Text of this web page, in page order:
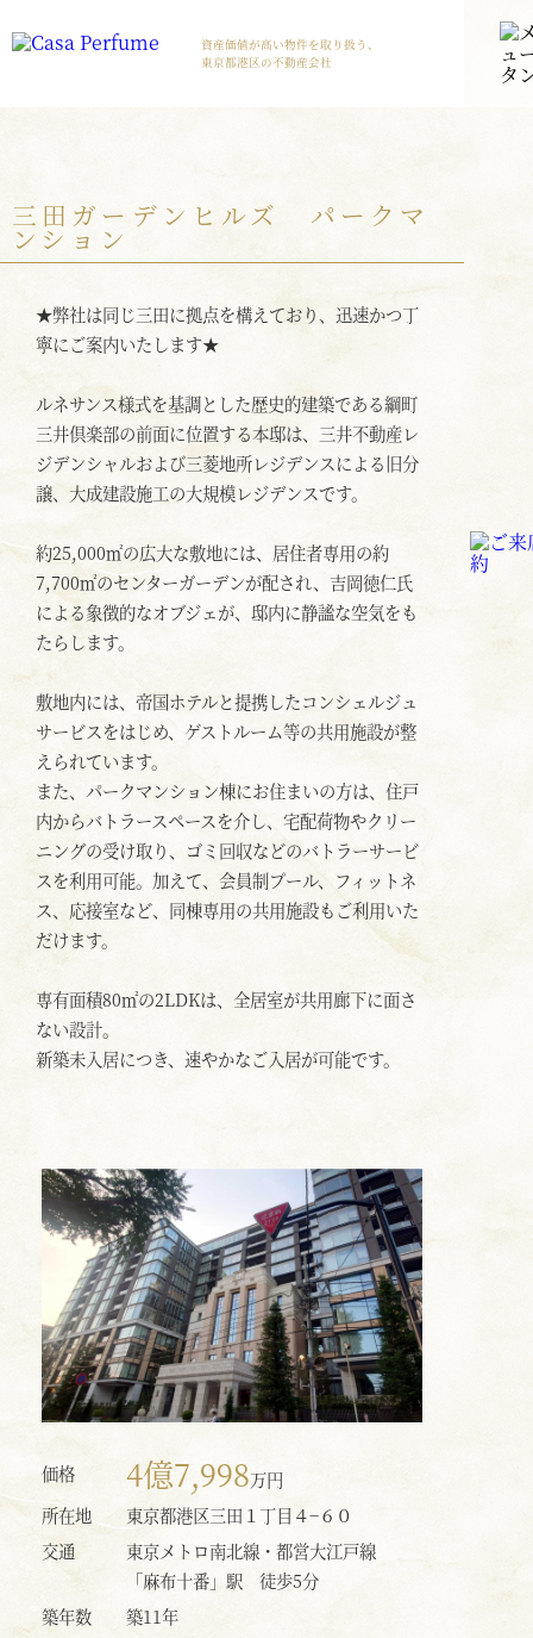
資産価値が高い物件を取り扱う、
東京都港区の不動産会社
三田ガーデンヒルズ パークマ
ンション
★弊社は同じ三田に拠点を構えており、迅速かつ丁
寧にご案内いたします★
ルネサンス様式を基調とした歴史的建築である綱町
三井倶楽部の前面に位置する本邸は、三井不動産レ
ジデンシャルおよび三菱地所レジデンスによる旧分
譲、大成建設施工の大規模レジデンスです。
約25,000㎡の広大な敷地には、居住者専用の約
7,700㎡のセンターガーデンが配され、吉岡徳仁氏
による象徴的なオブジェが、邸内に静謐な空気をも
たらします。
敷地内には、帝国ホテルと提携したコンシェルジュ
サービスをはじめ、ゲストルーム等の共用施設が整
えられています。
また、パークマンション棟にお住まいの方は、住戸
内からバトラースペースを介し、宅配荷物やクリー
ニングの受け取り、ゴミ回収などのバトラーサービ
スを利用可能。加えて、会員制プール、フィットネ
ス、応接室など、同棟専用の共用施設もご利用いた
だけます。
専有面積80㎡の2LDKは、全居室が共用廊下に面さ
ない設計。
新築未入居につき、速やかなご入居が可能です。
価格 4億7,998万円
所在地
東京都港区三田１丁目４−６０
交通
東京メトロ南北線・都営大江戸線
「麻布十番」駅 徒歩5分
築年数
築11年